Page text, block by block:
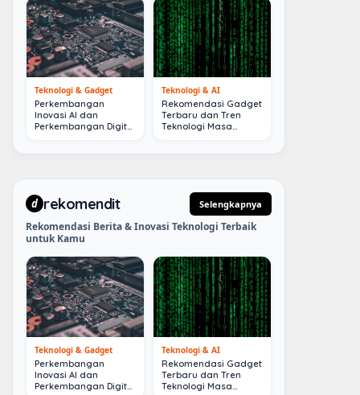
Teknologi & Gadget
Perkembangan
Inovasi AI dan
Perkembangan Digital
Teknologi & AI
Rekomendasi Gadget
Terbaru dan Tren
Teknologi Masa
d rekomendit Selengkapnya
Rekomendasi Berita & Inovasi Teknologi Terbaik
untuk Kamu
Teknologi & Gadget
Perkembangan
Inovasi AI dan
Perkembangan Digital
Teknologi & AI
Rekomendasi Gadget
Terbaru dan Tren
Teknologi Masa